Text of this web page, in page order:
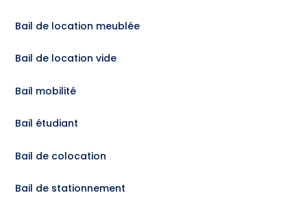
Bail de location meublée
Bail de location vide
Bail mobilité
Bail étudiant
Bail de colocation
Bail de stationnement